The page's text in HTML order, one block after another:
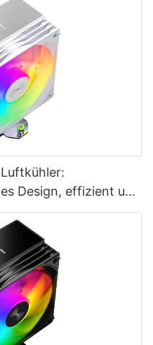
Luftkühler:
Design, effizient und